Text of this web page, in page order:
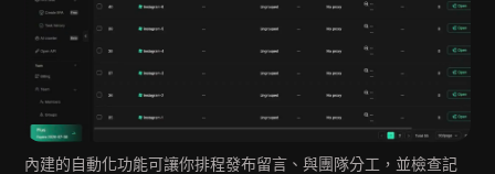
內建的自動化功能可讓你排程發布留言、與團隊分工，並檢查記